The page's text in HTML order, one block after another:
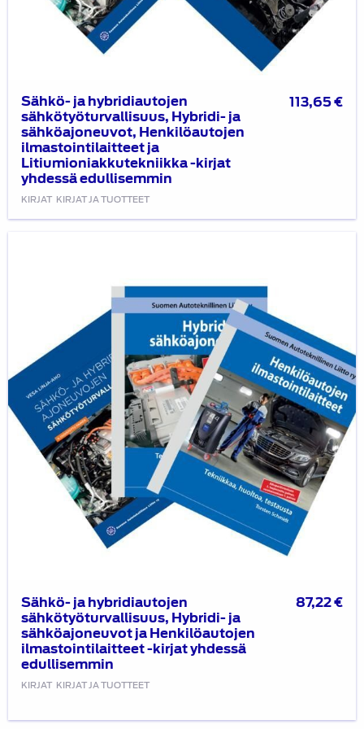
Sähkö- ja hybridiautojen
sähkötyöturvallisuus, Hybridi- ja
sähköajoneuvot, Henkilöautojen
ilmastointilaitteet ja
Litiumioniakkutekniikka -kirjat
yhdessä edullisemmin
KIRJAT KIRJAT JA TUOTTEET
113,65€
edullisemmin
Sähkö- ja hybridiautojen
sähkötyöturvallisuus, Hybridi- ja
sähköajoneuvot ja Henkilöautojen
ilmastointilaitteet -kirjat yhdessä
edullisemmin
KIRJAT KIRJAT JA TUOTTEET
87,22€
sähkötyöturvallisuus,
sähköajoneuvot
ja
Henkilöautojen
ilmastointilaitteet
kirjat
yhdessä
edullisemmin